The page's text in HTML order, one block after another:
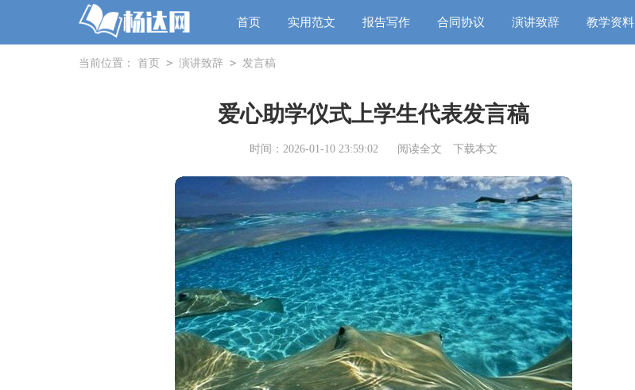
首页 实用范文 报告写作 合同协议 演讲致辞 教学资料
当前位置： 首页 > 演讲致辞 > 发言稿
爱心助学仪式上学生代表发言稿
时间：2026-01-10 23:59:02 阅读全文 下载本文